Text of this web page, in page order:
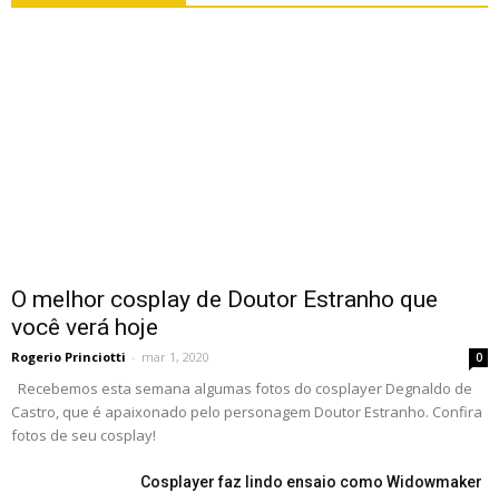
O melhor cosplay de Doutor Estranho que
você verá hoje
Rogerio Princiotti - mar 1, 2020 0
Recebemos esta semana algumas fotos do cosplayer Degnaldo de
Castro, que é apaixonado pelo personagem Doutor Estranho. Confira
fotos de seu cosplay!
Cosplayer faz lindo ensaio como Widowmaker